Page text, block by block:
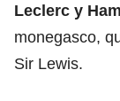
Leclerc y
monegasco,
Sir Lewis.